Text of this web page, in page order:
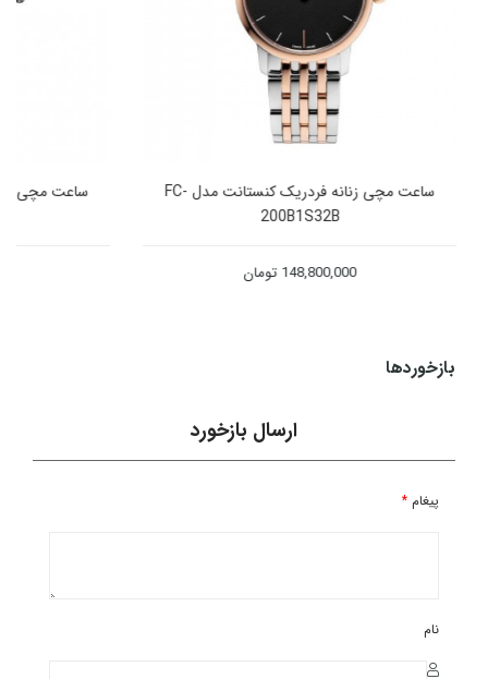
ساعت مچی زنانه فردریک کنستانت مدل FC-
200B1S32B
148,800,000تومان
بازخوردها
ارسال بازخورد
پیغام *
نام